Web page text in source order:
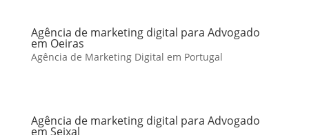
Agência de marketing digital para Advogado
em Oeiras
Agência de Marketing Digital em Portugal
Agência de marketing digital para Advogado
em Seixal